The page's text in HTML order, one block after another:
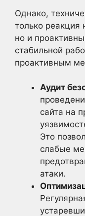
Однако,
только
но и
стабильной
проактивным
Аудит
сайта на
Это
слабые
атаки.